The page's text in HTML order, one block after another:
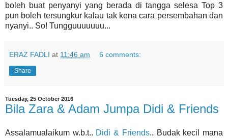
boleh buat penyanyi yang berada di tangga selesa Top 3
pun boleh tersungkur kalau tak kena cara persembahan dan
nyanyi.. So! Tungguuuuuuu...
ERAZ FADLI at 11:46 am 6 comments:
Share
Tuesday, 25 October 2016
Bila Zara & Adam Jumpa Didi & Friends
Assalamualaikum w.b.t.. Didi & Friends.. Budak kecil mana